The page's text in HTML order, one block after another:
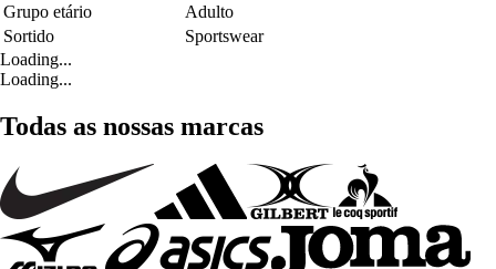
Grupo etário
Adulto
Sortido
Sportswear
Loading...
Loading...
Todas as nossas marcas